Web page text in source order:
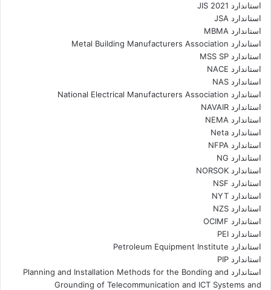
استاندارد JIS 2021
استاندارد JSA
استاندارد MBMA
استاندارد Metal Building Manufacturers Association
استاندارد MSS SP
استاندارد NACE
استاندارد NAS
استاندارد National Electrical Manufacturers Association
استاندارد NAVAIR
استاندارد NEMA
استاندارد Neta
استاندارد NFPA
استاندارد NG
استاندارد NORSOK
استاندارد NSF
استاندارد NYT
استاندارد NZS
استاندارد OCIMF
استاندارد PEI
استاندارد Petroleum Equipment Institute
استاندارد PIP
استاندارد Planning and Installation Methods for the Bonding and
Grounding of Telecommunication and ICT Systems and